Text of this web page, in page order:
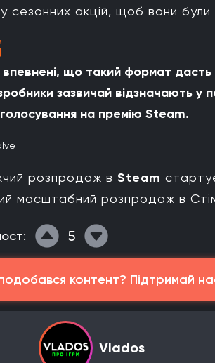
сезонних акцій, щоб вони були
що такий формат дасть
зазвичай відзначають у
на премію Steam.
розпродаж в Steam
масштабний розпродаж в
5
контент? Підтримай
Vlados